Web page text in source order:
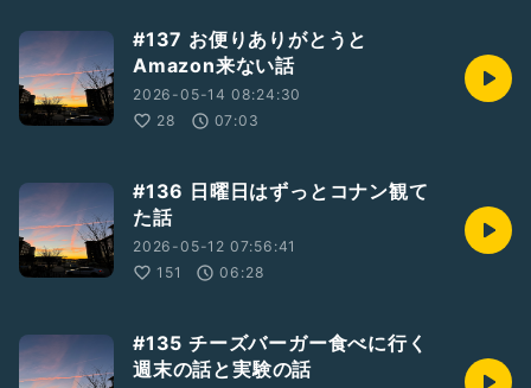
#137 お便りありがとうと
Amazon来ない話
2026-05-14 08:24:30
28
07:03
#136 日曜日はずっとコナン観て
た話
2026-05-12 07:56:41
151
06:28
#135 チーズバーガー食べに行く
週末の話と実験の話